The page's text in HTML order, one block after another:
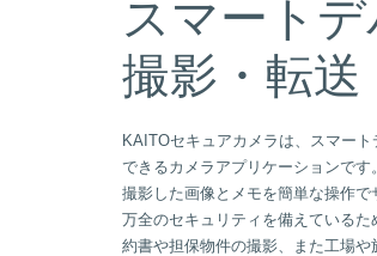
スマート
撮影・転送
KAITOセキュアカメラは、スマー
できるカメラアプリケーションです。
撮影した画像とメモを簡単な操作で
万全のセキュリティを備えている
約書や担保物件の撮影、また工場や